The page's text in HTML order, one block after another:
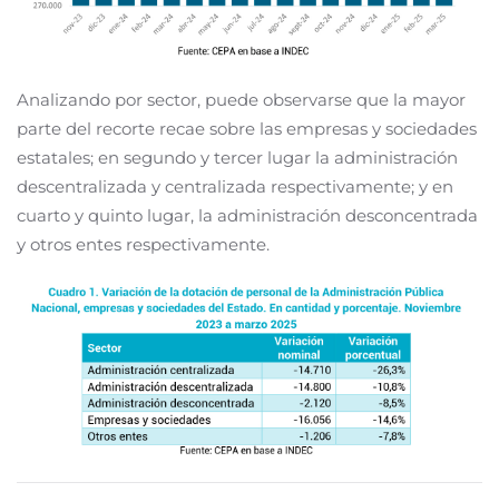
Analizando por sector, puede observarse que la mayor
parte del recorte recae sobre las empresas y sociedades
estatales; en segundo y tercer lugar la administración
descentralizada y centralizada respectivamente; y en
cuarto y quinto lugar, la administración desconcentrada
y otros entes respectivamente.